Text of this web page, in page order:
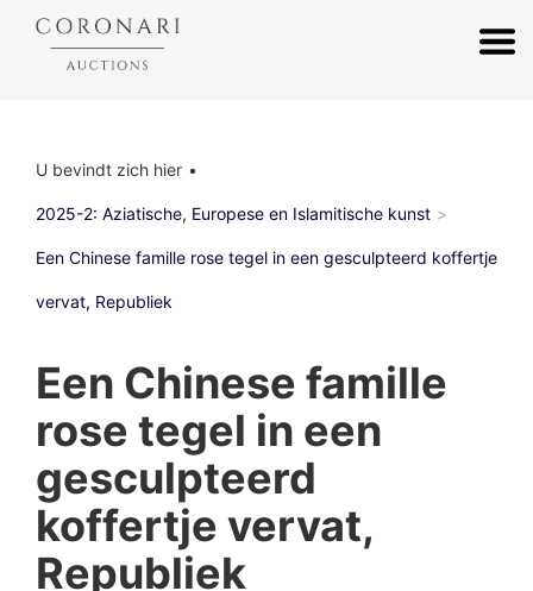
U bevindt zich hier
2025-2: Aziatische, Europese en Islamitische kunst
Een Chinese famille rose tegel in een gesculpteerd koffertje
vervat, Republiek
Een Chinese famille
rose tegel in een
gesculpteerd
koffertje vervat,
Republiek